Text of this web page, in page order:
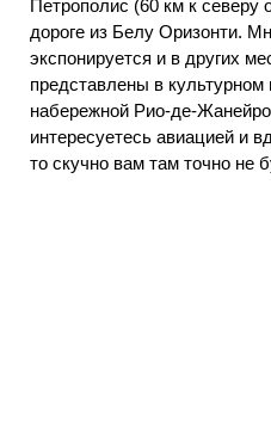
Петрополис (60 км к северу
дороге из Белу Оризонти.
экспонируется и в других
представлены в
набережной Рио-де-
интересуетесь авиацией и
то скучно вам там точно не